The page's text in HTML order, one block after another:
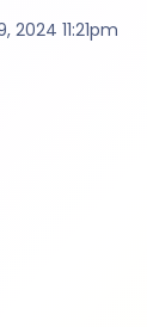
2024 11:21pm